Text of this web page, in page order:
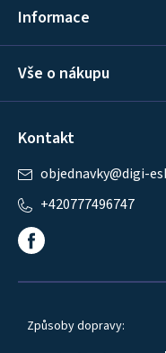
Informace
Vše o nákupu
Kontakt
objednavky@digi-
+420777496747
Způsoby dopravy: